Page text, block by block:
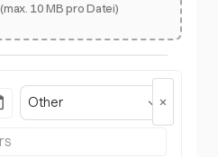
10 MB pro Datei)
Other